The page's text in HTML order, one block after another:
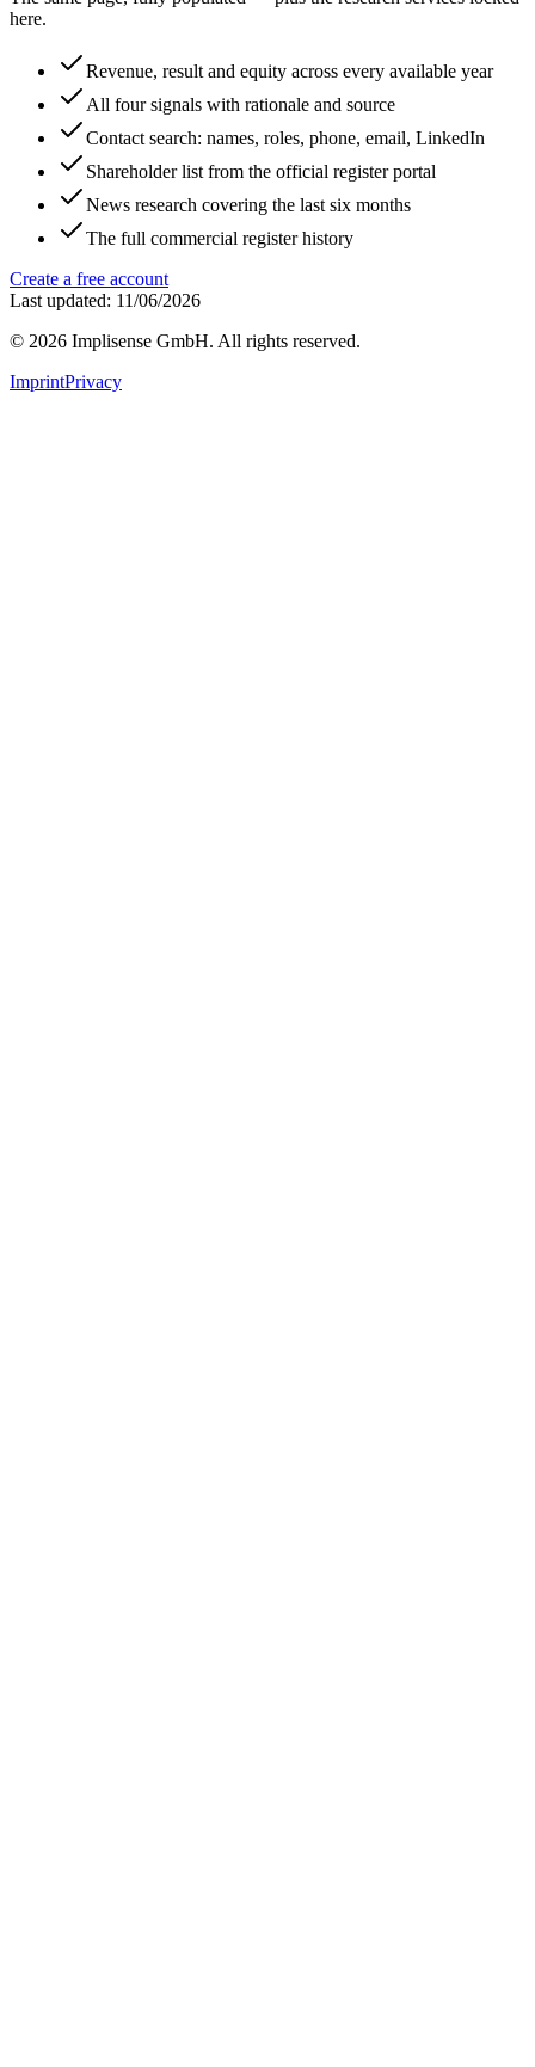
here.
Revenue, result and equity across every available year
All four signals with rationale and source
Contact search: names, roles, phone, email, LinkedIn
Shareholder list from the official register portal
News research covering the last six months
The full commercial register history
Create a free account
Last updated: 11/06/2026
© 2026 Implisense GmbH. All rights reserved.
ImprintPrivacy